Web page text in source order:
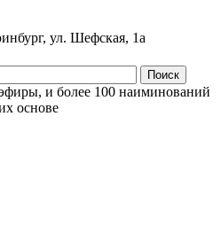
ул. Шефская, 1а
Поиск
и более 100 наиминований
основе